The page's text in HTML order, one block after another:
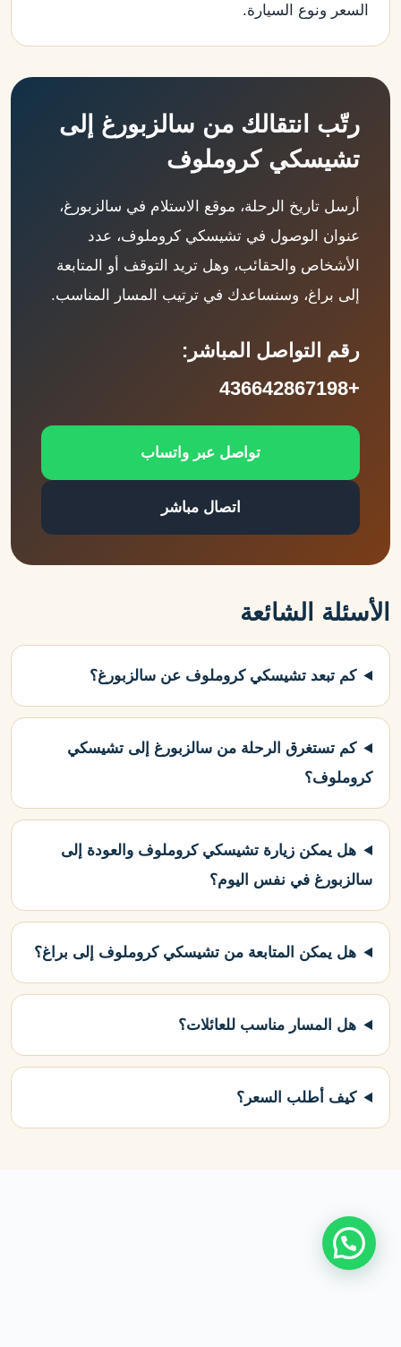
السعر ونوع السيارة.
رتّب انتقالك من سالزبورغ إلى
تشيسكي كروملوف
أرسل تاريخ الرحلة، موقع الاستلام في سالزبورغ،
عنوان الوصول في تشيسكي كروملوف، عدد
الأشخاص والحقائب، وهل تريد التوقف أو المتابعة
إلى براغ، وسنساعدك في ترتيب المسار المناسب.
رقم التواصل المباشر:
+436642867198
تواصل عبر واتساب
اتصال مباشر
الأسئلة الشائعة
كم تبعد تشيسكي كروملوف عن سالزبورغ؟
كم تستغرق الرحلة من سالزبورغ إلى تشيسكي
كروملوف؟
هل يمكن زيارة تشيسكي كروملوف والعودة إلى
سالزبورغ في نفس اليوم؟
هل يمكن المتابعة من تشيسكي كروملوف إلى براغ؟
هل المسار مناسب للعائلات؟
كيف أطلب السعر؟